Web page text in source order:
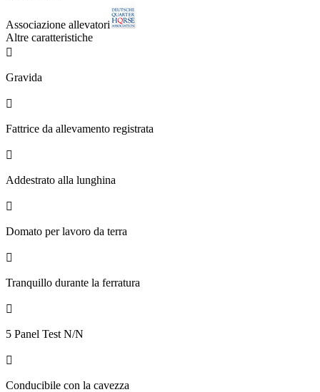
Associazione allevatori
Altre caratteristiche

Gravida

Fattrice da allevamento registrata

Addestrato alla lunghina

Domato per lavoro da terra

Tranquillo durante la ferratura

5 Panel Test N/N

Conducibile con la cavezza